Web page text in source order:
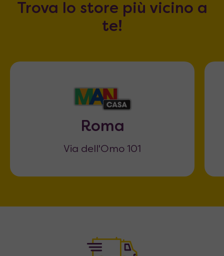
Trova lo store più vicino a
te!
Roma
Via dell'Omo 101